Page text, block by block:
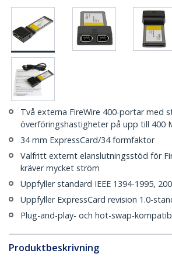
Två externa FireWire 400-portar med
överföringshastigheter på upp till 400
34 mm ExpressCard/34 formfaktor
Valfritt externt elanslutningsstöd för
kräver mycket ström
Uppfyller standard IEEE 1394-1995,
Uppfyller ExpressCard revision 1.0-
Plug-and-play- och hot-swap-
Produktbeskrivning